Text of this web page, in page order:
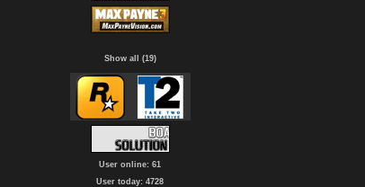
Show all (19)
User online: 61
User today: 4728